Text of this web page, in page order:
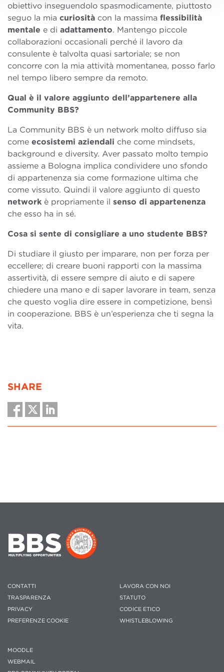
obiettivo inseguendolo spasmodicamente, piuttosto
seguo la mia curiosità con la massima flessibilità
mentale e di adattamento. Mantengo piccole
collaborazioni occasionali perché il lavoro da
consulente è talvolta quasi sartoriale; se non
concorre con la mia attività momentanea, posso farlo
nel tempo libero sempre da remoto.
Qual è il valore aggiunto dell’appartenere alla
Community BBS?
La Community BBS è un network molto diffuso sia
come ecosistemi aziendali che come mindsets,
background e diversity. Aver passato molto tempio
assieme a Bologna implica condividere uno sfondo
di appartenenza sia come formazione ultima che
come vissuto. Quindi il valore aggiunto di questo
network è propriamente il senso di appartenenza
che esso ha in sé.
Cosa si sente di consigliare a uno studente BBS?
Di studiare il giusto per imparare, non per forza per
eccellere; di creare buoni rapporti con la massima
assertività, di essere sempre di aiuto e di sapere
chiedere una mano e di saper lavorare in team, senza
che questo voglia dire essere in competizione, bensì
in cooperazione. BBS è un’esperienza che ti segna la
vita.
SHARE
CONTATTI
TRASPARENZA
PRIVACY
PREFERENZE COOKIE
LAVORA CON NOI
STATUTO
CODICE ETICO
WHISTLEBLOWING
MOODLE
WEBMAIL